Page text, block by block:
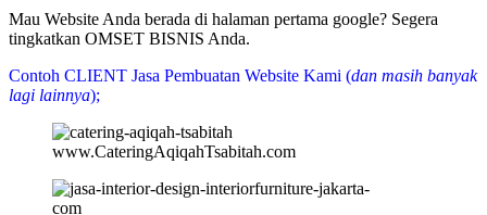
Mau Website Anda berada di halaman pertama google? Segera
tingkatkan OMSET BISNIS Anda.
Contoh CLIENT Jasa Pembuatan Website Kami (dan masih banyak
lagi lainnya);
www.CateringAqiqahTsabitah.com